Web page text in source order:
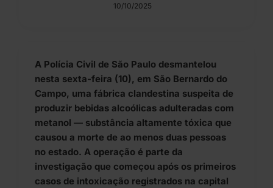
10/10/2025
A Polícia Civil de São Paulo desmantelou
nesta sexta-feira (10), em São Bernardo do
Campo, uma fábrica clandestina suspeita de
produzir bebidas alcoólicas adulteradas com
metanol — substância altamente tóxica que
causou a morte de ao menos duas pessoas
no estado. A operação é parte da
investigação que começou após os primeiros
casos de intoxicação registrados na capital